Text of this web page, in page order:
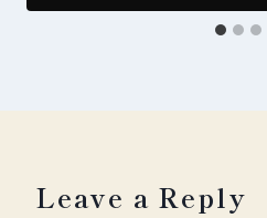
Leave a Reply